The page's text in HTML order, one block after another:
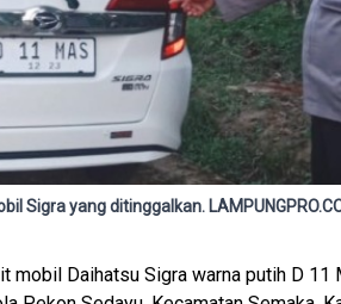
Sigra yang ditinggalkan.
mobil Daihatsu Sigra warna putih D 11